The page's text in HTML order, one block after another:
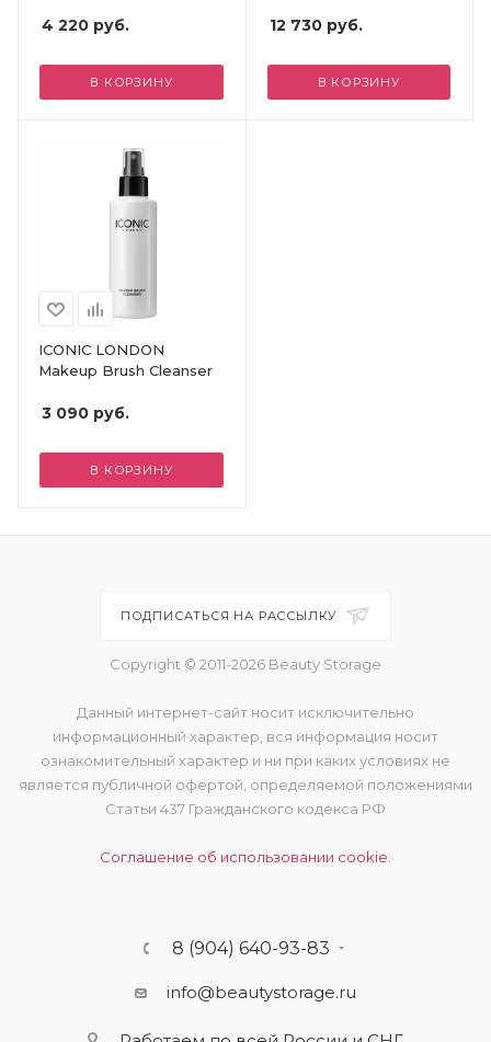
4 220 руб.
В КОРЗИНУ
12 730руб.
В КОРЗИНУ
ICONIC LONDON
Makeup Brush Cleanser
3 090 руб.
В КОРЗИНУ
ПОДПИСАТЬСЯ НА РАССЫЛКУ
Copyright © 2011-2026 Beauty Storage
Данный интернет-сайт носит исключительно
информационный характер, вся информация носит
ознакомительный характер и ни при каких условиях не
является публичной офертой, определяемой положениями
Статьи 437 Гражданского кодекса РФ
Соглашение об использовании cookie.
8 (904) 640-93-83
info@beautystorage.ru